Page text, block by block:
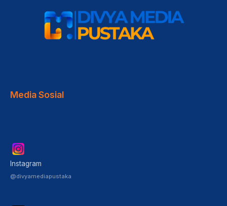
Media Sosial
Instagram
@divyamediapustaka